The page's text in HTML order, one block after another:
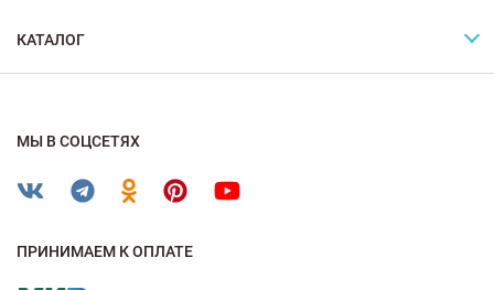
КАТАЛОГ
МЫ В СОЦСЕТЯХ
ПРИНИМАЕМ К ОПЛАТЕ